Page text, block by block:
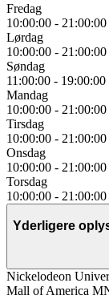
Fredag
10:00:00 - 21:00:00
Lørdag
10:00:00 - 21:00:00
Søndag
11:00:00 - 19:00:00
Mandag
10:00:00 - 21:00:00
Tirsdag
10:00:00 - 21:00:00
Onsdag
10:00:00 - 21:00:00
Torsdag
10:00:00 - 21:00:00
Yderligere
Nickelodeon
Mall of America